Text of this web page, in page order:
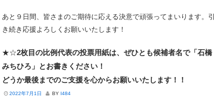
あと９日間、皆さまのご期待に応える決意で頑張ってまいります。引
き続き応援よろしくお願いいたします！
★☆2枚目の比例代表の投票用紙は、ぜひとも候補者名で「石橋
みちひろ」とお書きください！
どうか最後までのご支援を心からお願いいたします！！
2022年7月1日 BY I484